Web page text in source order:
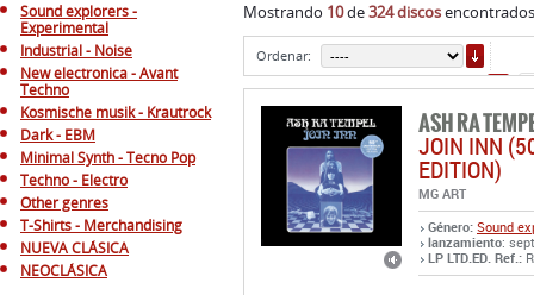
Sound explorers -
Experimental
Industrial - Noise
New electronica - Avant
Techno
Kosmische musik - Krautrock
Dark - EBM
Minimal Synth - Tecno Pop
Techno - Electro
Other genres
T-Shirts - Merchandising
NUEVA CLÁSICA
NEOCLÁSICA
Mostrando 10de324 discos
Ordenar:
4
ASH RA
JOIN INN
EDITION)
MG ART
Género: Sound
lanzamiento:
LP LTD.ED. Ref.: